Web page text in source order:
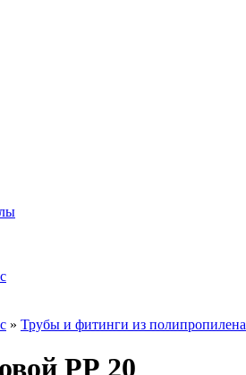
» Трубы и фитинги из полипропилена
РР 20